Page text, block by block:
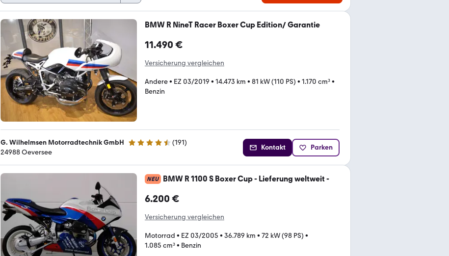
BMW R NineT Racer Boxer Cup Edition/ Garantie
11.490 €
Versicherung vergleichen
Andere• EZ 03/2019 • 14.473 km • 81 kW (110 PS) • 1.170 cm³•
Benzin
G. Wilhelmsen Motorradtechnik GmbH 4.6 Sterne (191)
24988 Oeversee
Kontakt Parken
NEU BMW R 1100 S Boxer Cup - Lieferung weltweit -
6.200 €
Versicherung vergleichen
Motorrad • EZ 03/2005 • 36.789 km • 72 kW (98 PS) •
1.085 cm³• Benzin